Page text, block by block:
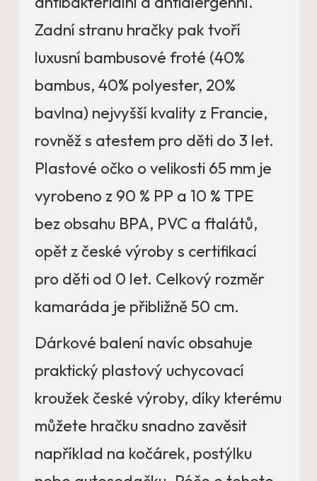
Zadní stranu hračky pak tvoří
luxusní bambusové froté (40%
bambus, 40% polyester, 20%
bavlna) nejvyšší kvality z Francie,
rovněž s atestem pro děti do 3 let.
Plastové očko o velikosti 65 mm je
vyrobeno z 90 % PP a 10 % TPE
bez obsahu BPA, PVC a ftalátů,
opět z české výroby s certifikací
pro děti od 0 let. Celkový rozměr
kamaráda je přibližně 50 cm.
Dárkové balení navíc obsahuje
praktický plastový uchycovací
kroužek české výroby, díky kterému
můžete hračku snadno zavěsit
například na kočárek, postýlku